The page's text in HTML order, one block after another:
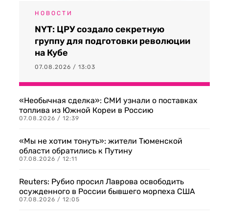
НОВОСТИ
NYT: ЦРУ создало секретную
группу для подготовки революции
на Кубе
07.08.2026 / 13:03
«Необычная сделка»: СМИ узнали о поставках
топлива из Южной Кореи в Россию
07.08.2026 / 12:39
«Мы не хотим тонуть»: жители Тюменской
области обратились к Путину
07.08.2026 / 12:11
Reuters: Рубио просил Лаврова освободить
осужденного в России бывшего морпеха США
07.08.2026 / 12:05